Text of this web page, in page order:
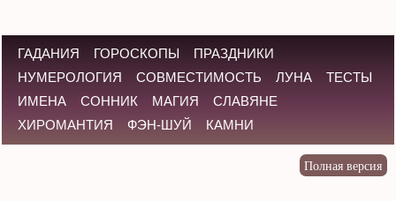
ГАДАНИЯ ГОРОСКОПЫ
ПРАЗДНИКИ
НУМЕРОЛОГИЯ
СОВМЕСТИМОСТЬ ЛУНА
ТЕСТЫ
ИМЕНА
СОННИК МАГИЯ
СЛАВЯНЕ
ХИРОМАНТИЯ
ФЭН-ШУЙ КАМНИ